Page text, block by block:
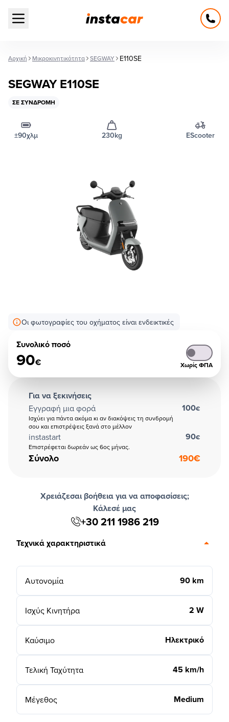
Open main menu
Αρχική Μικροκινητικότητα SEGWAY E110SE
SEGWAY E110SE
ΣΕ ΣΥΝΔΡΟΜΉ
±90χλμ 230kg EScooter
Οι φωτογραφίες του οχήματος είναι ενδεικτικές
Συνολικό ποσό
90€ Χωρίς ΦΠΑ
Για να ξεκινήσεις
Εγγραφή μια φορά
Ισχύει για πάντα ακόμα κι αν διακόψεις τη συνδρομή
σου και επιστρέψεις ξανά στο μέλλον
100€
instastart
Επιστρέφεται δωρεάν ως 6ος μήνας.
90€
Σύνολο 190€
Χρειάζεσαι βοήθεια για να αποφασίσεις;
Κάλεσέ μας
+30 211 1986 219
Τεχνικά χαρακτηριστικά
Αυτονομία 90 km
Ισχύς Κινητήρα 2 W
Καύσιμο Ηλεκτρικό
Τελική Ταχύτητα 45 km/h
Μέγεθος Medium